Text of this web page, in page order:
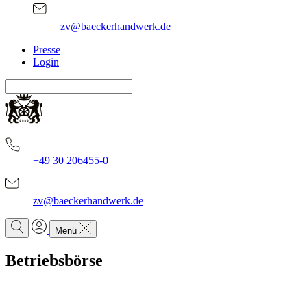
zv@baeckerhandwerk.de
Presse
Login
+49 30 206455-0
zv@baeckerhandwerk.de
Menü
Betriebsbörse